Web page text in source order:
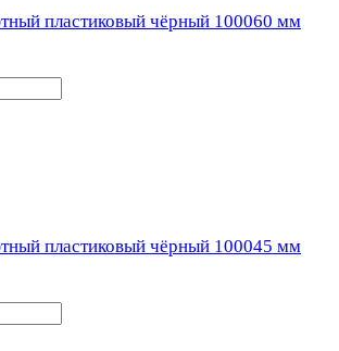
пластиковый чёрный 100060 мм
пластиковый чёрный 100045 мм